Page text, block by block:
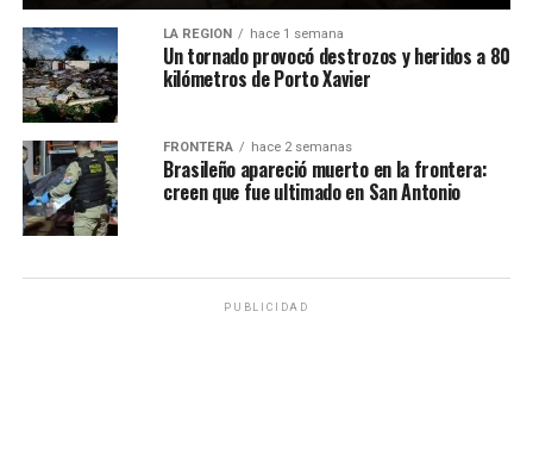
LA REGIÓN hace 1 semana
Un tornado provocó destrozos y heridos a 80
kilómetros de Porto Xavier
FRONTERA hace 2 semanas
Brasileño apareció muerto en la frontera:
creen que fue ultimado en San Antonio
PUBLICIDAD